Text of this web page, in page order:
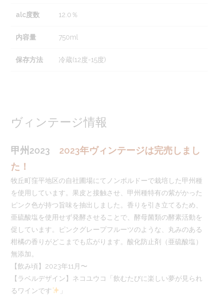
alc度数 12.0％
内容量 750ml
保存方法 冷蔵(12度-15度)
ヴィンテージ情報
甲州2023 2023年ヴィンテージは完売しまし
た！
牧丘町窪平地区の自社圃場にてノンボルドーで栽培した甲州種
を使用しています。果皮と接触させ、甲州種特有の紫がかった
ピンク色が持つ旨味を抽出しました。香りを引き立てるため、
亜硫酸塩を使用せず発酵させることで、酵母菌類の酵素活動を
促しています。ピンクグレープフルーツのような、丸みのある
柑橘の香りがどこまでも広がります。酸化防止剤（亜硫酸塩）
無添加。
【飲み頃】2023年11月〜
【ラベルデザイン】ネコユウコ「飲むたびに楽しい夢が見られ
るワインです
」